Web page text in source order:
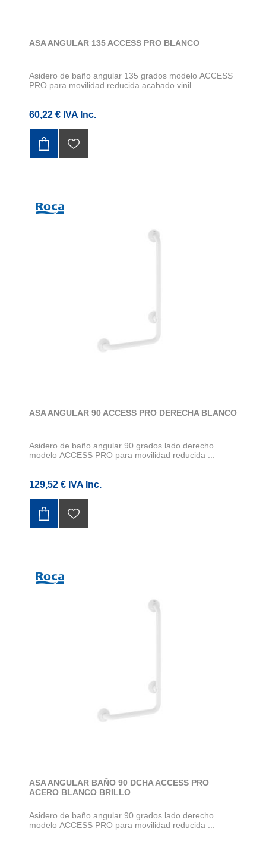
ASA ANGULAR 135 ACCESS PRO BLANCO
Asidero de baño angular 135 grados modelo ACCESS
PRO para movilidad reducida acabado vinil...
60,22 € IVA Inc.
ASA ANGULAR 90 ACCESS PRO DERECHA BLANCO
Asidero de baño angular 90 grados lado derecho
modelo ACCESS PRO para movilidad reducida ...
129,52 € IVA Inc.
ASA ANGULAR BAÑO 90 DCHA ACCESS PRO
ACERO BLANCO BRILLO
Asidero de baño angular 90 grados lado derecho
modelo ACCESS PRO para movilidad reducida ...